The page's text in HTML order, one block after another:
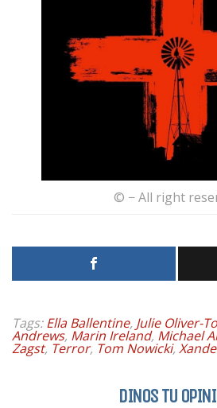
© − All right
Tags:Ella Ballentine, Julie Oliver-
Andrews, Marin Ireland, Michael
Zagst, Terror, Tom Nowicki,
DINOS TU